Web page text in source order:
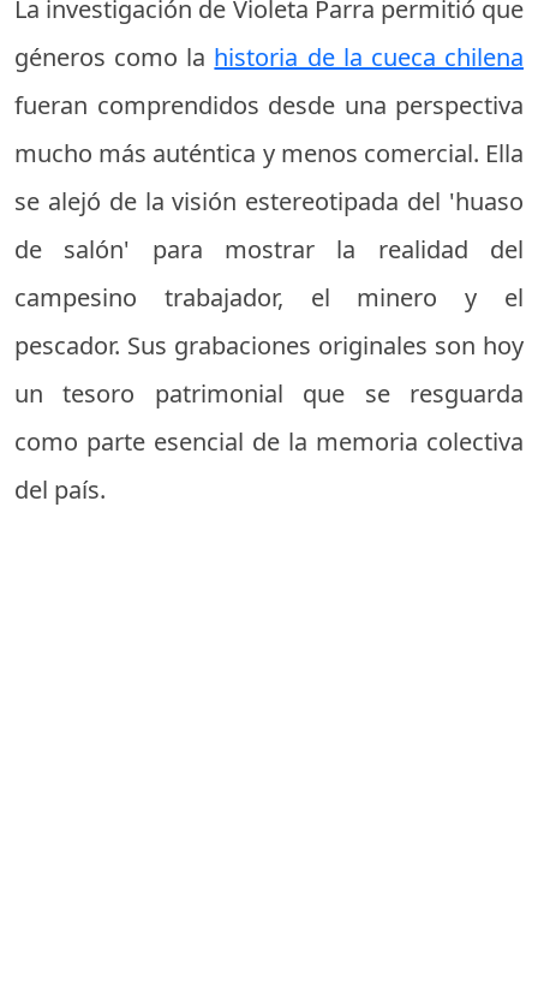
La investigación de Violeta Parra permitió que
géneros como la historia de la cueca chilena
fueran comprendidos desde una perspectiva
mucho más auténtica y menos comercial. Ella
se alejó de la visión estereotipada del 'huaso
de salón' para mostrar la realidad del
campesino trabajador, el minero y el
pescador. Sus grabaciones originales son hoy
un tesoro patrimonial que se resguarda
como parte esencial de la memoria colectiva
del país.